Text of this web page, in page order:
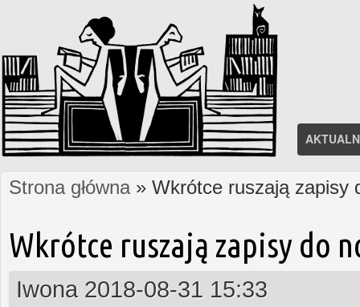
Jesteś tutaj
Strona główna» Wkrótce ruszają zapisy
Wkrótce ruszają zapisy do
Iwona 2018-08-31 15:33